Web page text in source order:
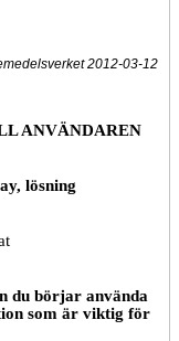
2012-03-12
ANVÄNDAREN
lösning
du börjar använda
som är viktig för